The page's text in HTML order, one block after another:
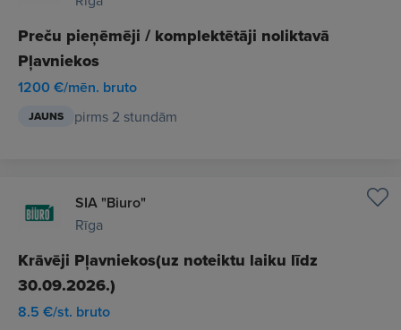
Preču pieņēmēji / komplektētāji noliktavā
Pļavniekos
1200 €/mēn. bruto
JAUNS pirms 2 stundām
SIA "Biuro"
Rīga
Krāvēji Pļavniekos(uz noteiktu laiku līdz
30.09.2026.)
8.5 €/st. bruto